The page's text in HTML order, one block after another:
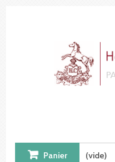
Panier (vide)